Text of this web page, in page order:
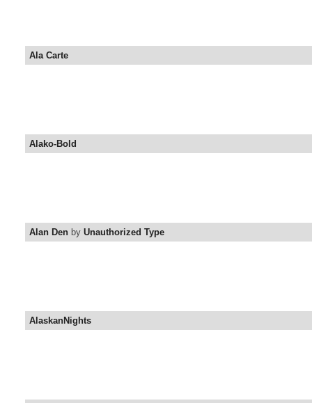
Ala Carte
Alako-Bold
Alan Den by Unauthorized Type
AlaskanNights